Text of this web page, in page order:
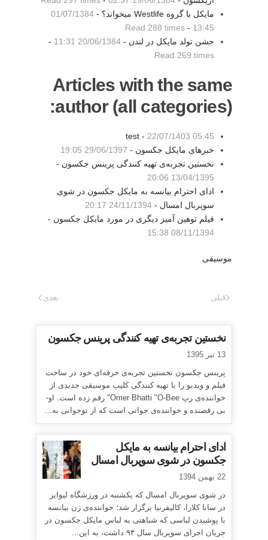
مايكل با گروه Westlife ميخواند؟ -
01/07/1384
13:45
-
Read 288 times
جشن تولد مايكل در لندن - 20/06/1384 11:31
-
Read 269 times
Articles with the same
author (all categories):
test - 22/07/1403 05:45
خبرهای مایکل جکسون - 29/06/1397 19:05
نخستین تجربه‌ی تهیه کنندگی پرینس جکسون -
13/04/1395 20:06
ادای احترام بیانسه به مایکل جکسون در شوی
سوپربال امسال - 24/11/1394 20:17
فیلم توهین آمیز دیگری در مورد مایکل جکسون -
08/11/1394 15:38
موسیقی
قبلی بعدی
نخستین تجربه‌ی تهیه کنندگی پرینس جکسون
13 تیر 1395
پرینس جکسون نخستین تجربه‌ی حرفه‌ای خود در ساخت
فیلم و ویدیو را با تهیه کنندگی کلیپ موسیقی جدیدی از
خواننده‌ی رپ Omer Bhatti "O-Bee" رقم زده است. او-
بی رقصنده و خواننده‌ی جوانی است که از نوجوانی به...
ادای احترام بیانسه به مایکل
جکسون در شوی سوپربال امسال
22 بهمن 1394
در شوی سوپربال امسال که یکشنبه در ورزشگاه لیوایز
در سانا کلارا، کالیفرنیا برگزار شد؛ خواننده‌ی زن بیانسه
با پوشیدن لباسی که شباهتی به لباس مایکل جکسون در
جریان اجرای سوپربال سال ۹۳ داشت، به این...